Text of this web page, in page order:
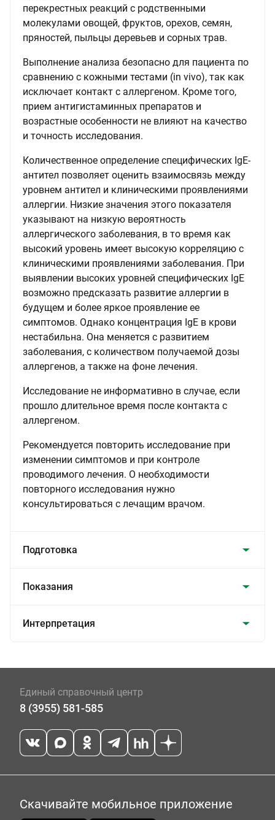
перекрестных реакций с родственными
молекулами овощей, фруктов, орехов, семян,
пряностей, пыльцы деревьев и сорных трав.
Выполнение анализа безопасно для пациента по
сравнению с кожными тестами (in vivo), так как
исключает контакт с аллергеном. Кроме того,
прием антигистаминных препаратов и
возрастные особенности не влияют на качество
и точность исследования.
Количественное определение специфических IgE-
антител позволяет оценить взаимосвязь между
уровнем антител и клиническими проявлениями
аллергии. Низкие значения этого показателя
указывают на низкую вероятность
аллергического заболевания, в то время как
высокий уровень имеет высокую корреляцию с
клиническими проявлениями заболевания. При
выявлении высоких уровней специфических IgE
возможно предсказать развитие аллергии в
будущем и более яркое проявление ее
симптомов. Однако концентрация IgE в крови
нестабильна. Она меняется с развитием
заболевания, с количеством получаемой дозы
аллергенов, а также на фоне лечения.
Исследование не информативно в случае, если
прошло длительное время после контакта с
аллергеном.
Рекомендуется повторить исследование при
изменении симптомов и при контроле
проводимого лечения. О необходимости
повторного исследования нужно
консультироваться с лечащим врачом.
Подготовка
Показания
Интерпретация
Единый справочный центр
8 (3955) 581-585
Скачивайте мобильное приложение